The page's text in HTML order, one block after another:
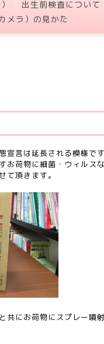
出生前検査について
メラ）の見かた
言は延長される模様です
お荷物に細菌・ウィルス
て頂きます。
共にお荷物にスプレー噴